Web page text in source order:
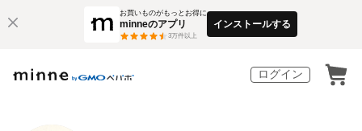
お買いものがもっとお得に
minneのアプリ
3万件以上
インストールする
ログイン